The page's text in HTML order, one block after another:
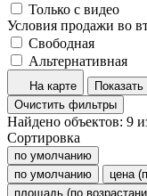
Только с видео
Условия продажи во
Свободная
Альтернативная
На карте
Очистить фильтры
Найдено объектов: 9
Сортировка
по умолчанию
по умолчанию
цена
площадь (по